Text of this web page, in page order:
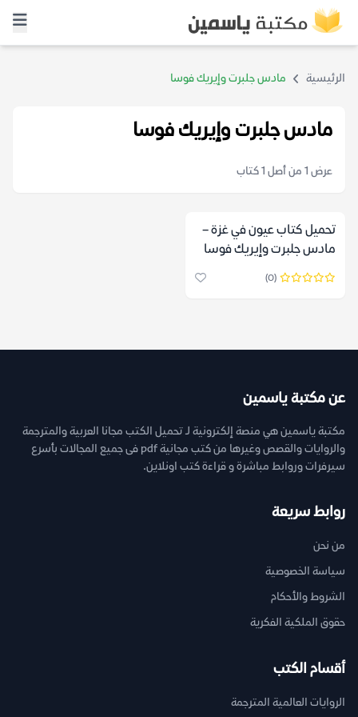
الرئيسية مادس جلبرت وإيريك فوسا
مادس جلبرت وإيريك فوسا
عرض 1 من أصل 1 كتاب
تحميل كتاب عيون في غزة –
مادس جلبرت وإيريك فوسا
(0)
عن مكتبة ياسمين
مكتبة ياسمين هي منصة إلكترونية لـ تحميل الكتب مجانا العربية والمترجمة
والروايات والقصص وغيرها من كتب مجانية pdf فى جميع المجالات بأسرع
سيرفرات وروابط مباشرة و قراءة كتب اونلاين.
روابط سريعة
من نحن
سياسة الخصوصية
الشروط والأحكام
حقوق الملكية الفكرية
أقسام الكتب
الروايات العالمية المترجمة